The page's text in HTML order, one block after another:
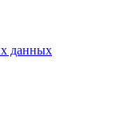
данных